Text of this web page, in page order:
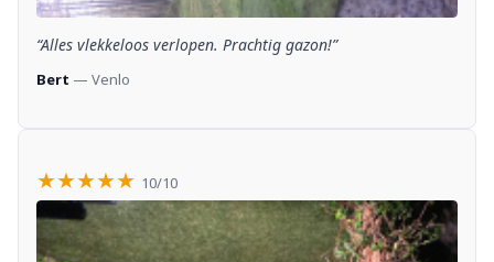
“Alles vlekkeloos verlopen. Prachtig gazon!”
Bert — Venlo
★★★★★ 10/10